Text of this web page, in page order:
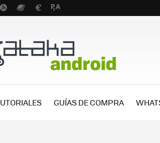
GUÍAS DE COMPRA